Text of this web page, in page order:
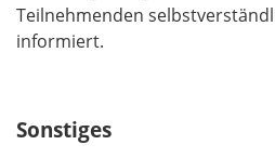
Teilnehmenden
informiert.
Sonstiges